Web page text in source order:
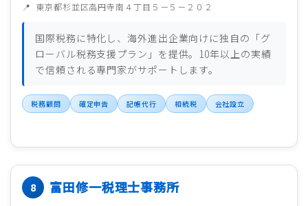
東京都杉並区高円寺南４丁目５－５－２０２
国際税務に特化し、海外進出企業向けに独自の「グ
ローバル税務支援プラン」を提供。10年以上の実績
で信頼される専門家がサポートします。
税務顧問 確定申告 記帳代行 相続税 会社設立
富田修一税理士事務所